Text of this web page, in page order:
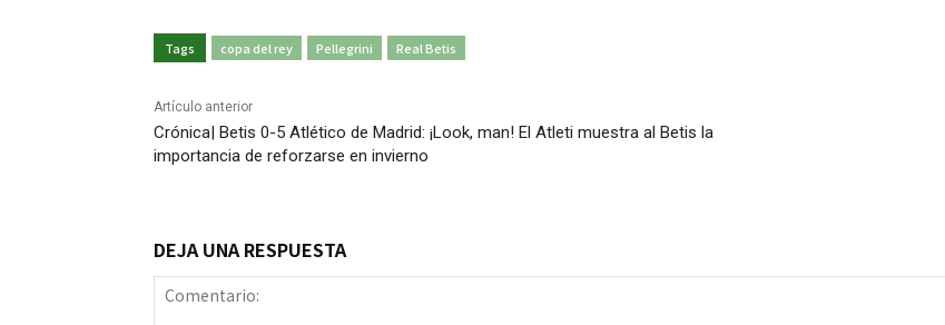
Tags copa del rey Pellegrini Real Betis
Artículo anterior
Crónica| Betis 0-5 Atlético de Madrid: ¡Look, man! El Atleti muestra al Betis la
importancia de reforzarse en invierno
DEJA UNA RESPUESTA